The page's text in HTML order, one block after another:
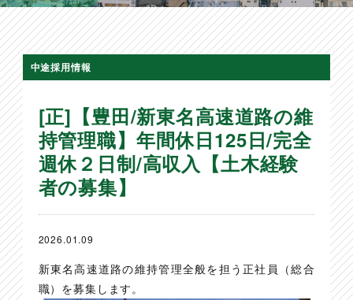
中途採用情報
[正]【豊田/新東名高速道路の維
持管理職】年間休日125日/完全
週休２日制/高収入【土木経験
者の募集】
2026.01.09
新東名高速道路の維持管理全般を担う正社員（総合
職）を募集します。